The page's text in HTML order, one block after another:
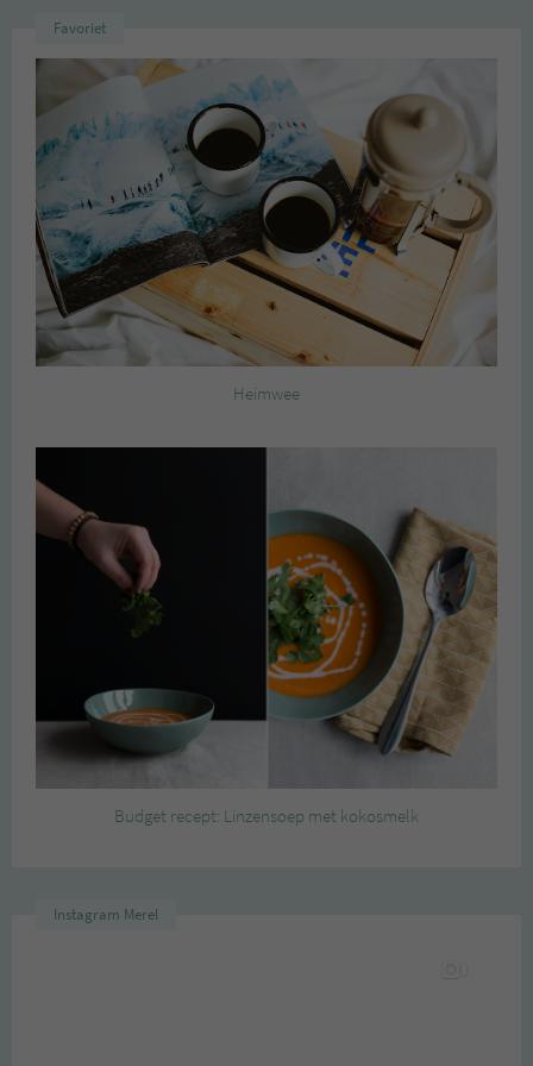
Favoriet
Heimwee
Budget recept: Linzensoep met kokosmelk
Instagram Merel